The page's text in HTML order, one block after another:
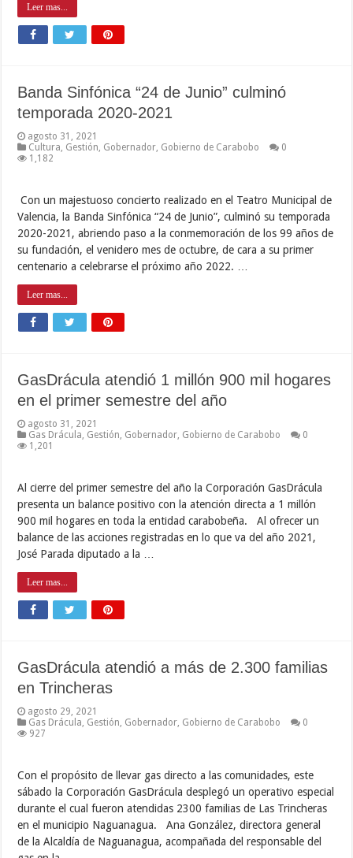
Leer mas...
Banda Sinfónica “24 de Junio” culminó
temporada 2020-2021
agosto 31, 2021
Cultura Gestión Gobernador Gobierno de Carabobo
0
1,182
Con un majestuoso concierto realizado en el Teatro Municipal de
Valencia, la Banda Sinfónica “24 de Junio”, culminó su temporada
2020-2021, abriendo paso a la conmemoración de los 99 años de
su fundación, el venidero mes de octubre, de cara a su primer
centenario a celebrarse el próximo año 2022. …
Leer mas...
GasDrácula atendió 1 millón 900 mil hogares
en el primer semestre del año
agosto 31, 2021
Gas Drácula Gestión Gobernador Gobierno de Carabobo
0
1,201
Al cierre del primer semestre del año la Corporación GasDrácula
presenta un balance positivo con la atención directa a 1 millón
900 mil hogares en toda la entidad carabobeña. Al ofrecer un
balance de las acciones registradas en lo que va del año 2021,
José Parada diputado a la …
Leer mas...
GasDrácula atendió a más de 2.300 familias
en Trincheras
agosto 29, 2021
Gas Drácula Gestión Gobernador Gobierno de Carabobo
0
927
Con el propósito de llevar gas directo a las comunidades, este
sábado la Corporación GasDrácula desplegó un operativo especial
durante el cual fueron atendidas 2300 familias de Las Trincheras
en el municipio Naguanagua. Ana González, directora general
de la Alcaldía de Naguanagua, acompañada del responsable del